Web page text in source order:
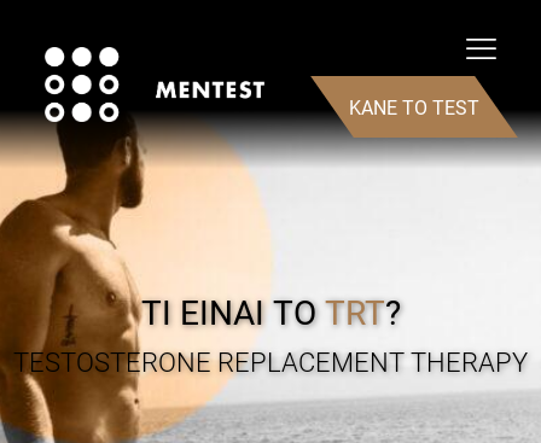
ΚΑΝΕ ΤΟ TEST
ΤΙ ΕΙΝΑΙ ΤΟTRT?
TESTOSTERONE REPLACEMENT THERAPY